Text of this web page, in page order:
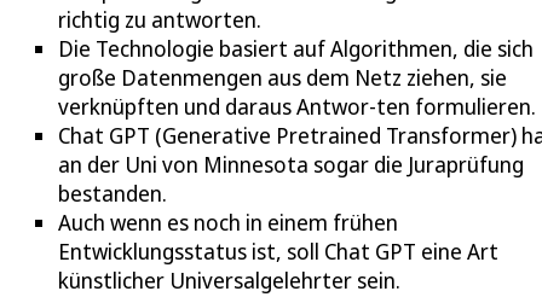
richtig zu antworten.
Die Technologie basiert auf Algorithmen, die sich
große Datenmengen aus dem Netz ziehen, sie
verknüpften und daraus Antwor-ten formulieren.
Chat GPT (Generative Pretrained Transformer)
an der Uni von Minnesota sogar die Juraprüfung
bestanden.
Auch wenn es noch in einem frühen
Entwicklungsstatus ist, soll Chat GPT eine Art
künstlicher Universalgelehrter sein.